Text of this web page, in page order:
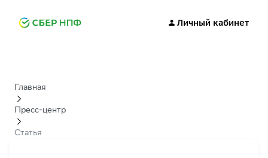
Личный кабинет
Главная
Пресс-центр
Статья